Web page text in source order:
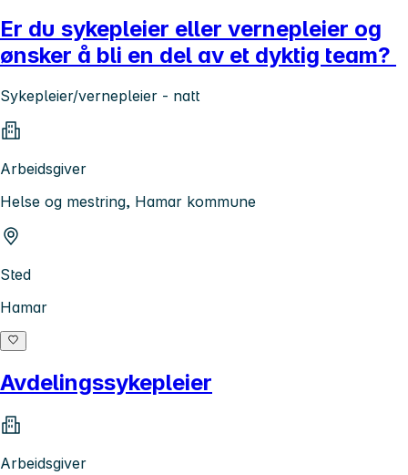
Er du sykepleier eller vernepleier og
ønsker å bli en del av et dyktig team?
Sykepleier/vernepleier - natt
Arbeidsgiver
Helse og mestring, Hamar kommune
Sted
Hamar
Avdelingssykepleier
Arbeidsgiver